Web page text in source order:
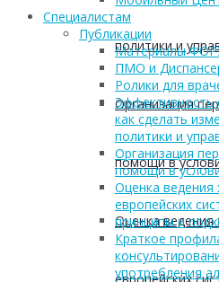
политики и
Организация
помощи в
Оценка ведения
Cпециалистам
Публикации
Материалы
ПМО и
Ролики для
Эффективность
как сделать
политики и
Организация
помощи в
Оценка ведения
европейских
принципы и
Краткое
употребления